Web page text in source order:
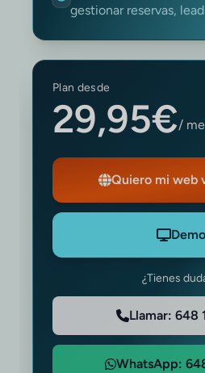
gestionar reservas,
Plan desde
29,95€/
Quiero mi web
Demo
¿Tienes
Llamar: 648
WhatsApp: